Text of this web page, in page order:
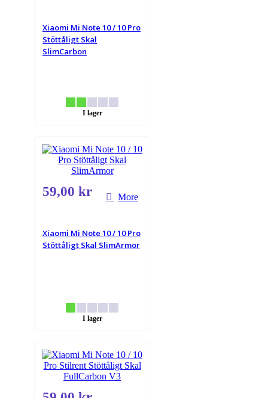
Xiaomi Mi Note 10 / 10 Pro
Stöttåligt Skal
SlimCarbon
I lager
59,00 kr More
Xiaomi Mi Note 10 / 10 Pro
Stöttåligt Skal SlimArmor
I lager